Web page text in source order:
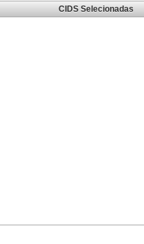
CIDS Selecionadas